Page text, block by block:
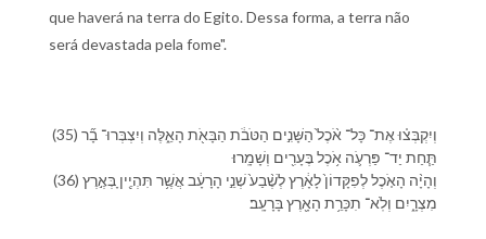
que haverá na terra do Egito. Dessa forma, a terra não
será devastada pela fome".
(35) וְ⁠יִקְבְּצ֗וּ אֶת־ כָּל־ אֹ֨כֶל֙ הַ⁠שָּׁנִ֣ים הַ⁠טֹּבֹ֔ת הַ⁠בָּאֹ֖ת הָ⁠אֵ֑לֶּה וְ⁠יִצְבְּרוּ־ בָ֞ר
תַּ֧חַת יַד־ פַּרְעֹ֛ה אֹ֥כֶל בֶּ⁠עָרִ֖ים וְ⁠שָׁמָֽרוּ׃
(36) וְ⁠הָיָ֨ה הָ⁠אֹ֤כֶל לְ⁠פִקָּדוֹן֙ לָ⁠אָ֔רֶץ לְ⁠שֶׁ֨בַע֙ שְׁנֵ֣י הָ⁠רָעָ֔ב אֲשֶׁ֥ר תִּהְיֶ֖יןָ בְּ⁠אֶ֣רֶץ
מִצְרָ֑יִם וְ⁠לֹֽא־ תִכָּרֵ֥ת הָ⁠אָ֖רֶץ בָּ⁠רָעָֽב׃